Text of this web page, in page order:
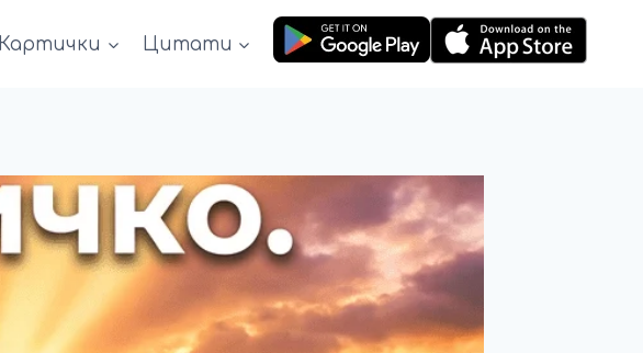
Картички Цитати